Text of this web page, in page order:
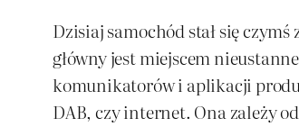
Dzisiaj samochód stał się
główny jest miejscem
komunikatorów i aplikacji
DAB, czy internet. Ona zależy